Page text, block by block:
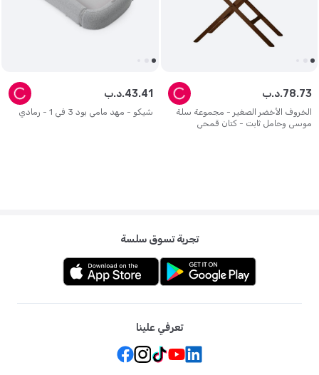
الخروف الأخضر الصغير - مجموعة سلة
موسى وحامل ثابت - كتان قمحي
د.ب.78.73
شيكو - مهد مامي بود 3 في 1 - رمادي
د.ب.43.41
تجربة تسوق سلسة
تعرفي علينا